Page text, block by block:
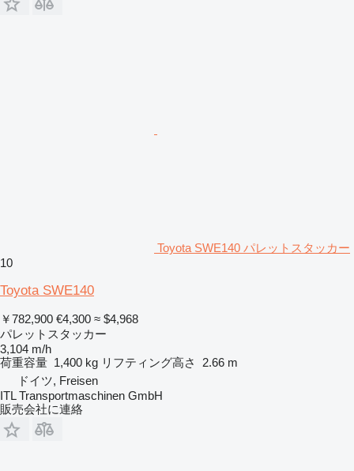
Toyota SWE140 パレットスタッカー
10
Toyota SWE140
￥782,900 €4,300 ≈ $4,968
パレットスタッカー
3,104 m/h
荷重容量 1,400 kg リフティング高さ
2.66 m
ドイツ, Freisen
ITL Transportmaschinen GmbH
販売会社に連絡